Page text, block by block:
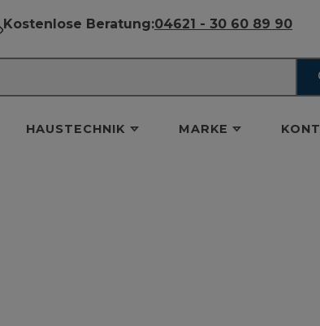
Kostenlose Beratung:04621 - 30 60 89 90
HAUSTECHNIK MARKE